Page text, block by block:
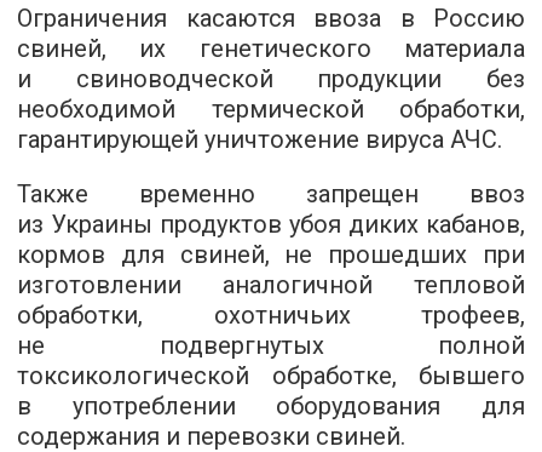
Ограничения касаются ввоза в Россию
свиней, их генетического материала
и свиноводческой продукции без
необходимой термической обработки,
гарантирующей уничтожение вируса АЧС.
Также временно запрещен ввоз
из Украины продуктов убоя диких кабанов,
кормов для свиней, не прошедших при
изготовлении аналогичной тепловой
обработки, охотничьих трофеев,
не подвергнутых полной
токсикологической обработке, бывшего
в употреблении оборудования для
содержания и перевозки свиней.